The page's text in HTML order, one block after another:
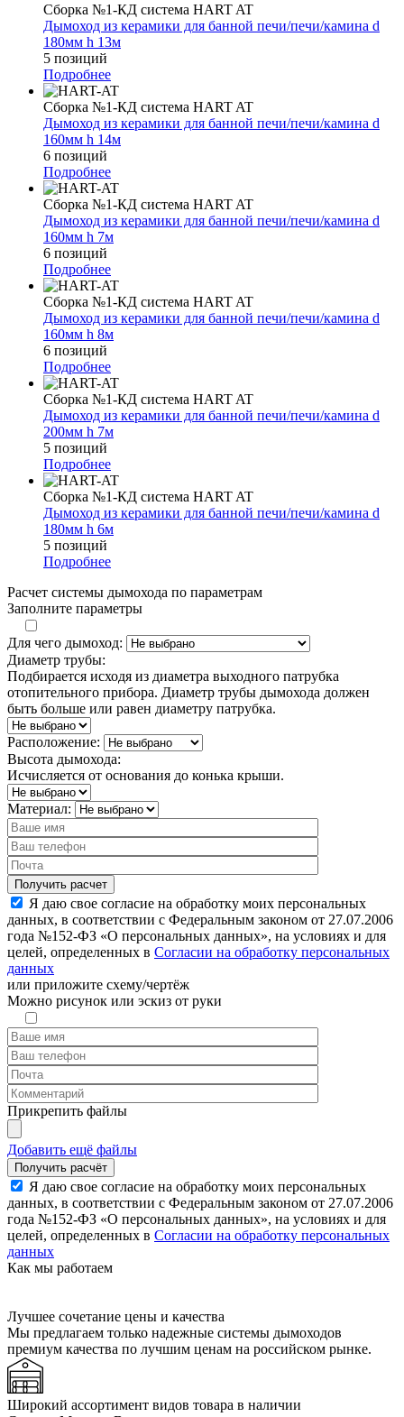
Сборка №1-КД система HART AT
Дымоход из керамики для банной печи/печи/камина d
180мм h 13м
5 позиций
Подробнее
Сборка №1-КД система HART AT
Дымоход из керамики для банной печи/печи/камина d
160мм h 14м
6 позиций
Подробнее
Сборка №1-КД система HART AT
Дымоход из керамики для банной печи/печи/камина d
160мм h 7м
6 позиций
Подробнее
Сборка №1-КД система HART AT
Дымоход из керамики для банной печи/печи/камина d
160мм h 8м
6 позиций
Подробнее
Сборка №1-КД система HART AT
Дымоход из керамики для банной печи/печи/камина d
200мм h 7м
5 позиций
Подробнее
Сборка №1-КД система HART AT
Дымоход из керамики для банной печи/печи/камина d
180мм h 6м
5 позиций
Подробнее
Расчет системы дымохода по параметрам
Заполните параметры
Для чего дымоход:
Диаметр трубы:
Подбирается исходя из диаметра выходного патрубка
отопительного прибора. Диаметр трубы дымохода должен
быть больше или равен диаметру патрубка.
Расположение:
Высота дымохода:
Исчисляется от основания до конька крыши.
Материал:
Я даю свое согласие на обработку моих персональных
данных, в соответствии с Федеральным законом от 27.07.2006
года №152-ФЗ «О персональных данных», на условиях и для
целей, определенных в Согласии на обработку персональных
данных
или приложите схему/чертёж
Можно рисунок или эскиз от руки
Прикрепить файлы
Добавить ещё файлы
Я даю свое согласие на обработку моих персональных
данных, в соответствии с Федеральным законом от 27.07.2006
года №152-ФЗ «О персональных данных», на условиях и для
целей, определенных в Согласии на обработку персональных
данных
Как мы работаем
Лучшее сочетание цены и качества
Мы предлагаем только надежные системы дымоходов
премиум качества по лучшим ценам на российском рынке.
Широкий ассортимент видов товара в наличии